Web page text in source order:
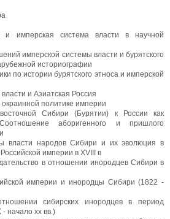
и имперская система власти в научной
имперской системы власти и бурятского
историографии
по истории бурятского этноса и имперской
и Азиатская Россия
политике империи
Сибири (Бурятии) к России как
аборигенного и пришлого
власти народов Сибири и их эволюция в
империи в XVIII в
в отношении инородцев Сибири в
империи и инородцы Сибири (1822 -
сибирских инородцев в период
начало xx вв.)